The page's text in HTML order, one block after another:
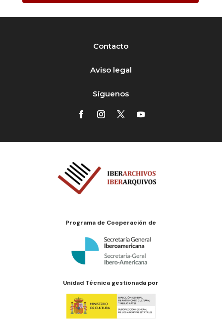
Contacto
Aviso legal
Síguenos
Programa de Cooperación de
Unidad Técnica gestionada por